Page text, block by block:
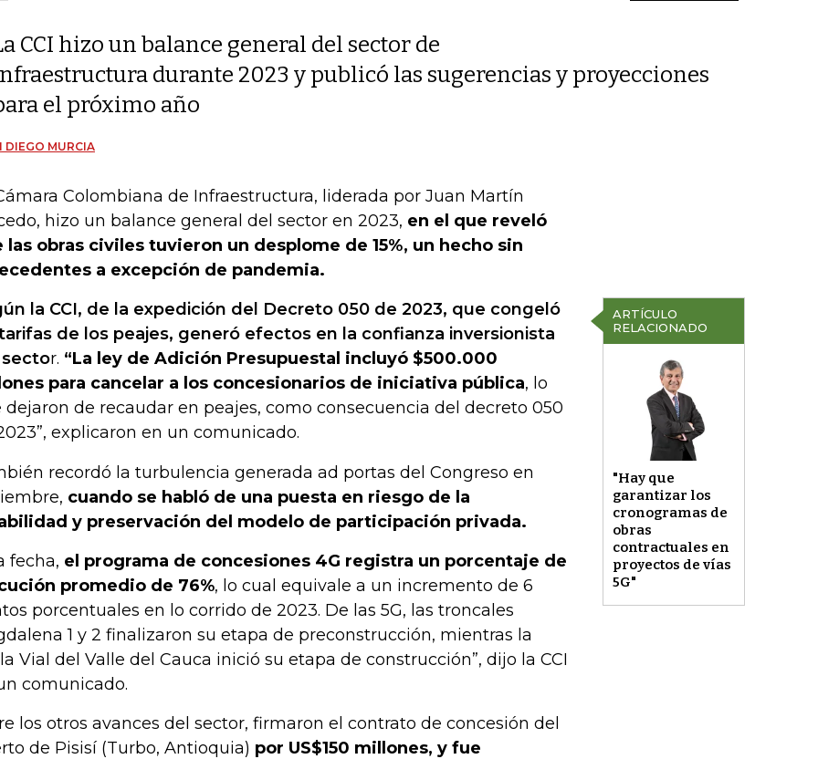
CCI hizo un balance general del sector de
durante 2023 y publicó las sugerencias y proyecciones
el próximo año
DIEGO MURCIA
Colombiana de Infraestructura, liderada por Juan Martín
hizo un balance general del sector en 2023, en el que reveló
las obras civiles tuvieron un desplome de 15%, un hecho sin
a excepción de pandemia.
ARTÍCULO
RELACIONADO
"Hay que
garantizar los
cronogramas de
obras
contractuales en
proyectos de vías
5G"
la CCI, de la expedición del Decreto 050 de 2023, que congeló
de los peajes, generó efectos en la confianza inversionista
r. “La ley de Adición Presupuestal incluyó $500.000
para cancelar a los concesionarios de iniciativa pública, lo
dejaron de recaudar en peajes, como consecuencia del decreto 050
explicaron en un comunicado.
recordó la turbulencia generada ad portas del Congreso en
cuando se habló de una puesta en riesgo de la
y preservación del modelo de participación privada.
fecha, el programa de concesiones 4G registra un porcentaje de
promedio de 76%, lo cual equivale a un incremento de 6
porcentuales en lo corrido de 2023. De las 5G, las troncales
1 y 2 finalizaron su etapa de preconstrucción, mientras la
Vial del Valle del Cauca inició su etapa de construcción”, dijo la CCI
comunicado.
los otros avances del sector, firmaron el contrato de concesión del
de Pisisí (Turbo, Antioquia) por US$150 millones, y fue